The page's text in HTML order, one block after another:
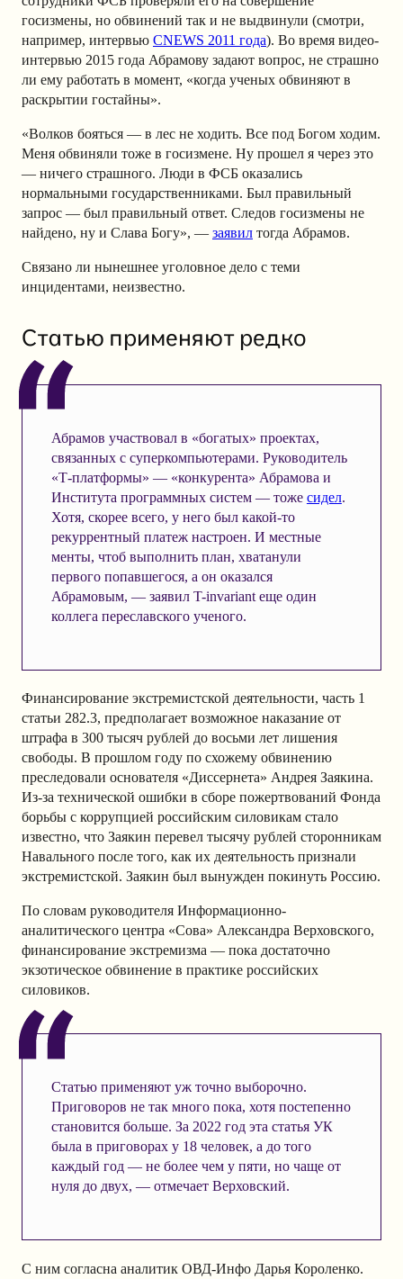
госизмены, но обвинений так и не выдвинули (смотри,
например, интервью CNEWS 2011 года). Во время видео-
интервью 2015 года Абрамову задают вопрос, не страшно
ли ему работать в момент, «когда ученых обвиняют в
раскрытии гостайны».
«Волков бояться — в лес не ходить. Все под Богом ходим.
Меня обвиняли тоже в госизмене. Ну прошел я через это
— ничего страшного. Люди в ФСБ оказались
нормальными государственниками. Был правильный
запрос — был правильный ответ. Следов госизмены не
найдено, ну и Слава Богу», — заявил тогда Абрамов.
Связано ли нынешнее уголовное дело с теми
инцидентами, неизвестно.
Статью применяют редко
Абрамов участвовал в «богатых» проектах,
связанных с суперкомпьютерами. Руководитель
«Т-платформы» — «конкурента» Абрамова и
Института программных систем — тоже сидел.
Хотя, скорее всего, у него был какой-то
рекуррентный платеж настроен. И местные
менты, чтоб выполнить план, хватанули
первого попавшегося, а он оказался
Абрамовым, — заявил T-invariant еще один
коллега переславского ученого.
Финансирование экстремистской деятельности, часть 1
статьи 282.3, предполагает возможное наказание от
штрафа в 300 тысяч рублей до восьми лет лишения
свободы. В прошлом году по схожему обвинению
преследовали основателя «Диссернета» Андрея Заякина.
Из-за технической ошибки в сборе пожертвований Фонда
борьбы с коррупцией российским силовикам стало
известно, что Заякин перевел тысячу рублей сторонникам
Навального после того, как их деятельность признали
экстремистской. Заякин был вынужден покинуть Россию.
По словам руководителя Информационно-
аналитического центра «Сова» Александра Верховского,
финансирование экстремизма — пока достаточно
экзотическое обвинение в практике российских
силовиков.
Статью применяют уж точно выборочно.
Приговоров не так много пока, хотя постепенно
становится больше. За 2022 год эта статья УК
была в приговорах у 18 человек, а до того
каждый год — не более чем у пяти, но чаще от
нуля до двух, — отмечает Верховский.
С ним согласна аналитик ОВД-Инфо Дарья Короленко.